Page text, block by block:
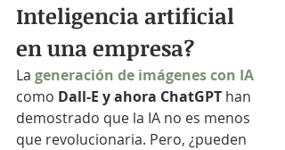
Inteligencia artificial
en una empresa?
La generación de imágenes con IA
como Dall-E y ahora ChatGPT han
demostrado que la IA no es menos
que revolucionaria. Pero, ¿pueden